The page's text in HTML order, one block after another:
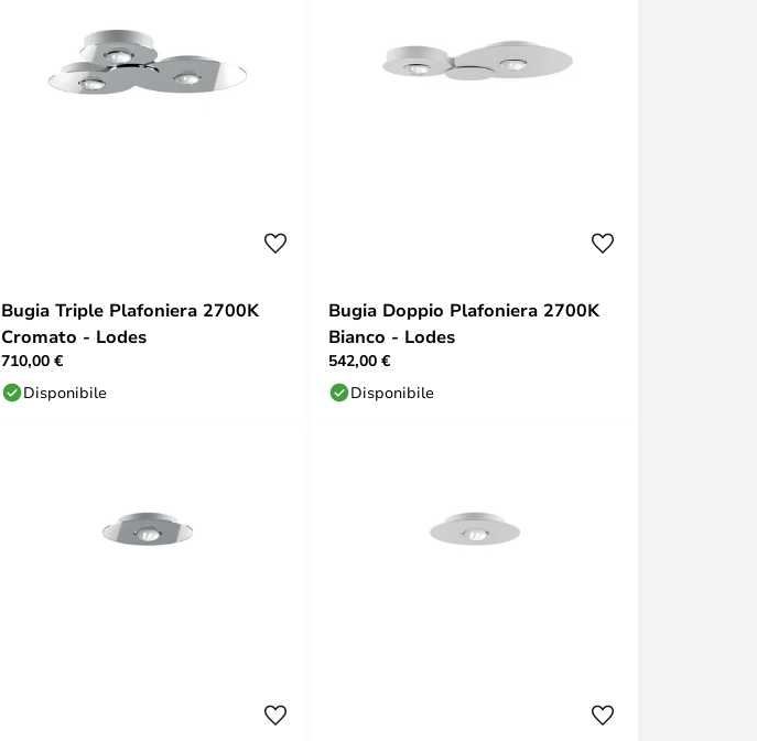
Bugia Triple Plafoniera 2700K
Cromato - Lodes
710,00 €
Disponibile
Bugia Doppio Plafoniera 2700K
Bianco - Lodes
542,00 €
Disponibile